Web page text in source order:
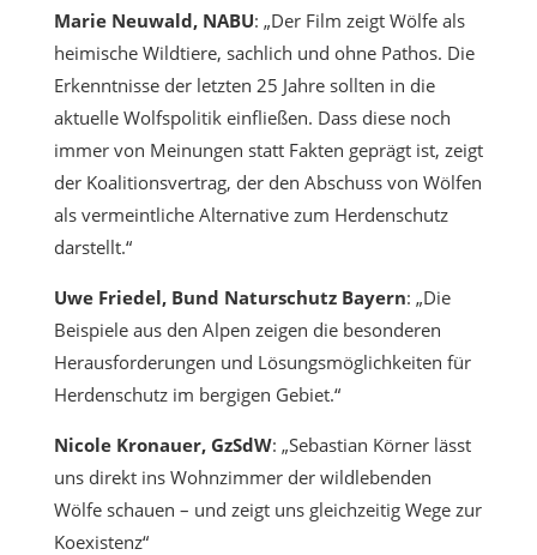
Marie Neuwald, NABU: „Der Film zeigt Wölfe als
heimische Wildtiere, sachlich und ohne Pathos. Die
Erkenntnisse der letzten 25 Jahre sollten in die
aktuelle Wolfspolitik einfließen. Dass diese noch
immer von Meinungen statt Fakten geprägt ist, zeigt
der Koalitionsvertrag, der den Abschuss von Wölfen
als vermeintliche Alternative zum Herdenschutz
darstellt.“
Uwe Friedel, Bund Naturschutz Bayern: „Die
Beispiele aus den Alpen zeigen die besonderen
Herausforderungen und Lösungsmöglichkeiten für
Herdenschutz im bergigen Gebiet.“
Nicole Kronauer, GzSdW: „Sebastian Körner lässt
uns direkt ins Wohnzimmer der wildlebenden
Wölfe schauen – und zeigt uns gleichzeitig Wege zur
Koexistenz“